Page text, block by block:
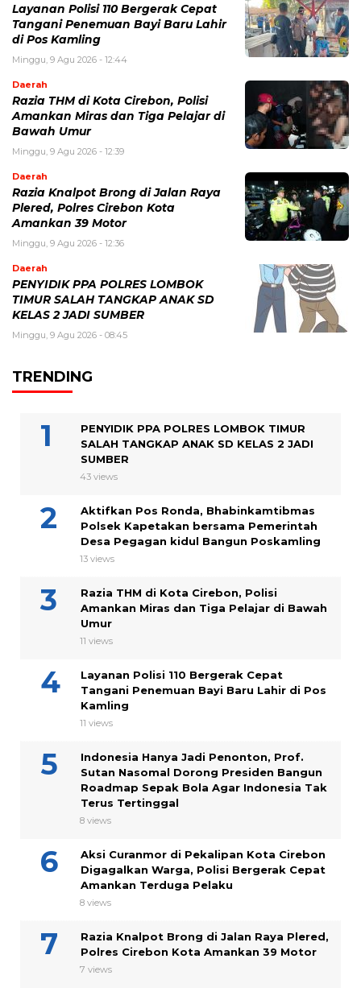
Layanan Polisi 110 Bergerak Cepat
Tangani Penemuan Bayi Baru Lahir
di Pos Kamling
Minggu, 9 Agu 2026 - 12:44
Daerah
Razia THM di Kota Cirebon, Polisi
Amankan Miras dan Tiga Pelajar di
Bawah Umur
Minggu, 9 Agu 2026 - 12:39
Daerah
Razia Knalpot Brong di Jalan Raya
Plered, Polres Cirebon Kota
Amankan 39 Motor
Minggu, 9 Agu 2026 - 12:36
Daerah
PENYIDIK PPA POLRES LOMBOK
TIMUR SALAH TANGKAP ANAK SD
KELAS 2 JADI SUMBER
Minggu, 9 Agu 2026 - 08:45
TRENDING
PENYIDIK PPA POLRES LOMBOK TIMUR
SALAH TANGKAP ANAK SD KELAS 2 JADI
SUMBER
43 views
Aktifkan Pos Ronda, Bhabinkamtibmas
Polsek Kapetakan bersama Pemerintah
Desa Pegagan kidul Bangun Poskamling
13 views
Razia THM di Kota Cirebon, Polisi
Amankan Miras dan Tiga Pelajar di Bawah
Umur
11 views
Layanan Polisi 110 Bergerak Cepat
Tangani Penemuan Bayi Baru Lahir di Pos
Kamling
11 views
Indonesia Hanya Jadi Penonton, Prof.
Sutan Nasomal Dorong Presiden Bangun
Roadmap Sepak Bola Agar Indonesia Tak
Terus Tertinggal
8 views
Aksi Curanmor di Pekalipan Kota Cirebon
Digagalkan Warga, Polisi Bergerak Cepat
Amankan Terduga Pelaku
8 views
Razia Knalpot Brong di Jalan Raya Plered,
Polres Cirebon Kota Amankan 39 Motor
7 views